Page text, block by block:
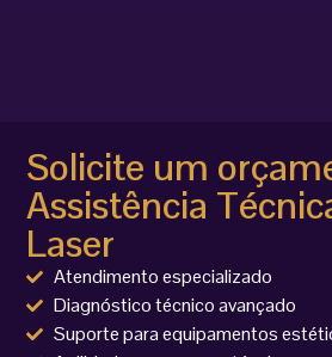
Solicite um
Assistência
Laser
Atendimento especializado
Diagnóstico técnico avançado
Suporte para equipamentos